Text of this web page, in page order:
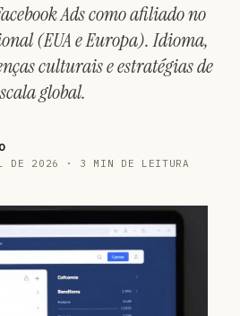
Ads como afiliado no
(EUA e Europa). Idioma,
culturais e estratégias de
global.
DE 2026 · 3 MIN DE LEITURA